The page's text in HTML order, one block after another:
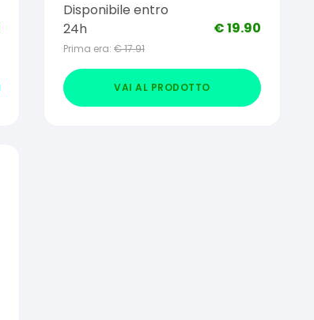
Disponibile entro
24h
Prima era: €17.91
€19.90
VAI AL PRODOTTO